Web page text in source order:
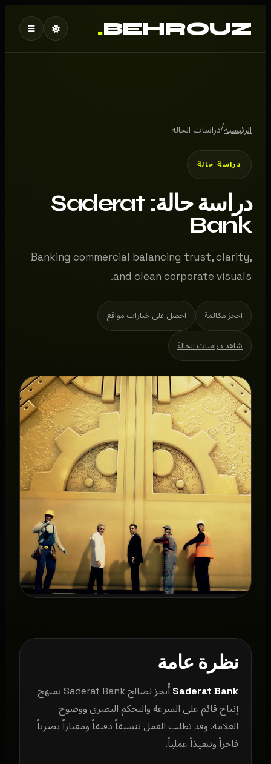
BEHROUZ
.
الرئيسية/دراسات الحالة
دراسة حالة
دراسة حالة: Saderat
Bank
Banking commercial balancing trust, clarity,
and clean corporate visuals.
احجز مكالمة احصل على خيارات مواقع
شاهد دراسات الحالة
نظرة عامة
Saderat Bank
أُنجز لصالح Saderat Bank بمنهج
إنتاج قائم على السرعة والتحكم البصري ووضوح
العلامة. وقد تطلب العمل تنسيقاً دقيقاً ومعياراً بصرياً
فاخراً وتنفيذاً عملياً.